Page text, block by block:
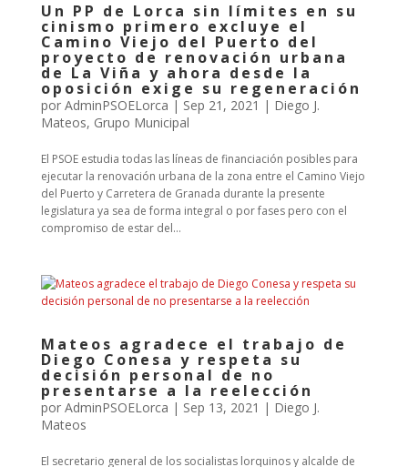
Un PP de Lorca sin límites en su
cinismo primero excluye el
Camino Viejo del Puerto del
proyecto de renovación urbana
de La Viña y ahora desde la
oposición exige su regeneración
por AdminPSOELorca | Sep 21, 2021 | Diego J.
Mateos, Grupo Municipal
El PSOE estudia todas las líneas de financiación posibles para
ejecutar la renovación urbana de la zona entre el Camino Viejo
del Puerto y Carretera de Granada durante la presente
legislatura ya sea de forma integral o por fases pero con el
compromiso de estar del...
Mateos agradece el trabajo de
Diego Conesa y respeta su
decisión personal de no
presentarse a la reelección
por AdminPSOELorca | Sep 13, 2021 | Diego J.
Mateos
El secretario general de los socialistas lorquinos y alcalde de